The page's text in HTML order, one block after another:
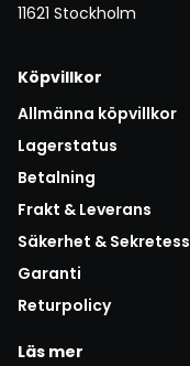
11621 Stockholm
Köpvillkor
Allmänna köpvillkor
Lagerstatus
Betalning
Frakt & Leverans
Säkerhet & Sekretess
Garanti
Returpolicy
Läs mer